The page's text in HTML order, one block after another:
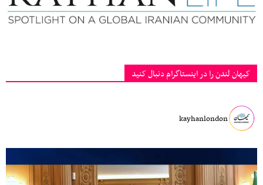
کیهان لندن را در اینستاگرام دنبال کنید
kayhanlondon